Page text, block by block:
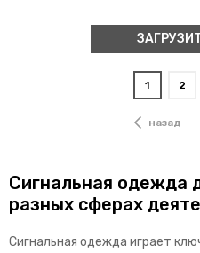
назад
1 2
Сигнальная одежда
разных сферах
Сигнальная одежда играет